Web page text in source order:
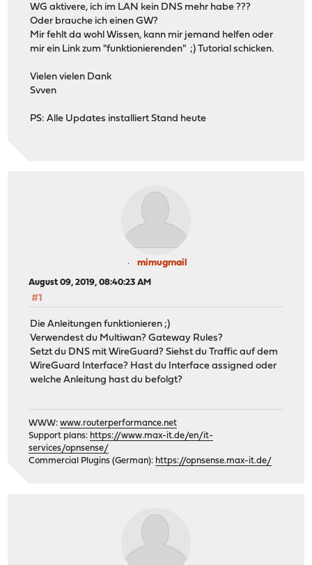
WG aktivere, ich im LAN kein DNS mehr habe ???
Oder brauche ich einen GW?
Mir fehlt da wohl Wissen, kann mir jemand helfen oder
mir ein Link zum "funktionierenden" ;) Tutorial schicken.
Vielen vielen Dank
Svven
PS: Alle Updates installiert Stand heute
mimugmail
August 09, 2019, 08:40:23 AM
#1
Die Anleitungen funktionieren ;)
Verwendest du Multiwan? Gateway Rules?
Setzt du DNS mit WireGuard? Siehst du Traffic auf dem
WireGuard Interface? Hast du Interface assigned oder
welche Anleitung hast du befolgt?
WWW:www.routerperformance.net
Support plans: https://www.max-it.de/en/it-
services/opnsense/
Commercial Plugins (German): https://opnsense.max-it.de/